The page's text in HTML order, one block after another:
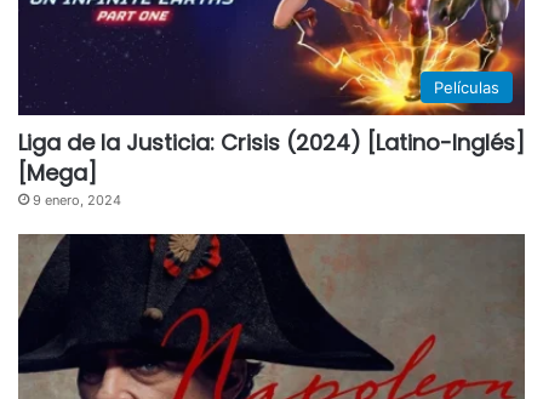
Películas
Liga de la Justicia: Crisis (2024) [Latino-Inglés]
[Mega]
9 enero, 2024